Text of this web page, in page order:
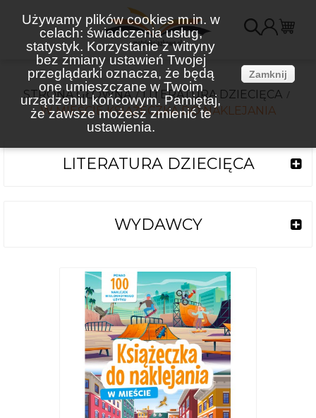
Używamy plików cookies m.in. w
celach: świadczenia usług,
statystyk. Korzystanie z witryny
bez zmiany ustawień Twojej
przeglądarki oznacza, że będą
one umieszczane w Twoim
urządzeniu końcowym. Pamiętaj,
że zawsze możesz zmienić te
ustawienia.
Zamknij
STRONA GŁÓWNA
LITERATURA DZIECIĘCA
W MIEŚCIE KSIĄŻECZKA DO NAKLEJANIA
LITERATURA DZIECIĘCA
WYDAWCY